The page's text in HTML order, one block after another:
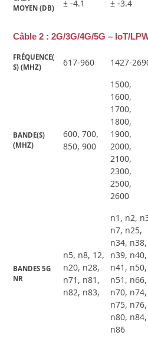
MOYEN (DB)
± -4.1 ± -3.4
Câble 2 : 2G/3G/4G/5G – IoT/
FRÉQUENCE(
S) (MHZ)
617-960 1427-
BANDE(S)
(MHZ)
600, 700,
850, 900
1500,
1600,
1700,
1800,
1900,
2000,
2100,
2300,
2500,
2600
BANDES 5G
NR
n5, n8, 12,
n20, n28,
n71, n81,
n82, n83,
n1, n2,
n7, n25,
n34, n38,
n39, n40,
n41, n50,
n51, n66,
n70, n74,
n75, n76,
n80, n84,
n86